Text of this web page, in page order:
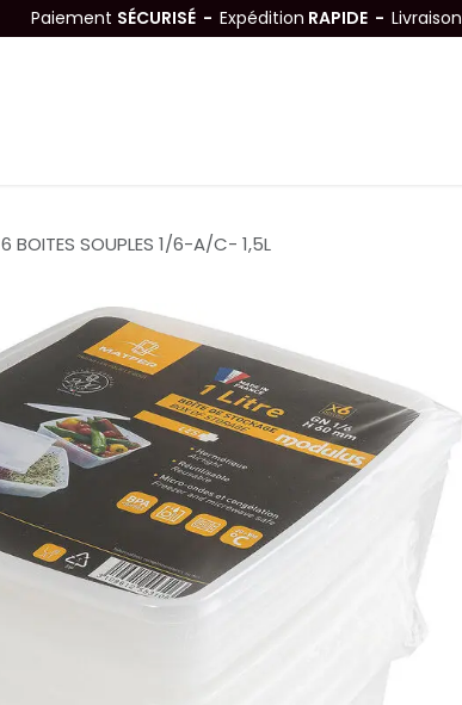
Paiement SÉCURISÉ - Expédition RAPIDE - Livraison
6 BOITES SOUPLES 1/6-A/C- 1,5L